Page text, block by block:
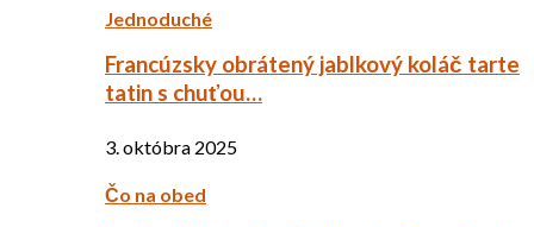
Jednoduché
Francúzsky obrátený jablkový koláč tarte
tatin s chuťou…
3. októbra 2025
Čo na obed